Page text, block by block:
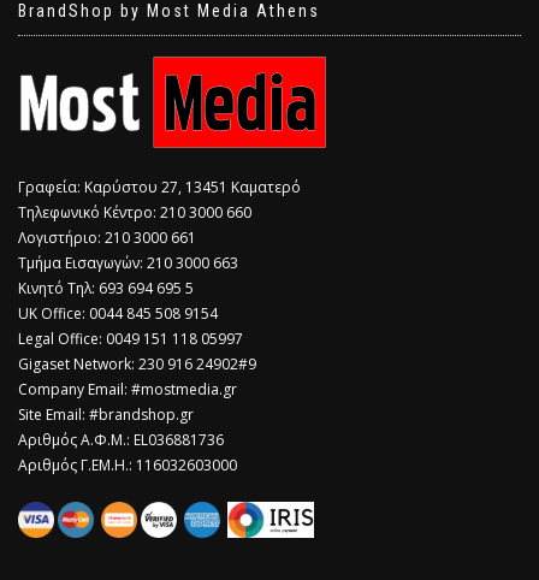
BrandShop by Most Media Athens
Γραφεία: Καρύστου 27, 13451 Καματερό
Τηλεφωνικό Κέντρο: 210 3000 660
Λογιστήριο: 210 3000 661
Τμήμα Εισαγωγών: 210 3000 663
Κινητό Τηλ: 693 694 695 5
​UK Office: 0044 845 508 9154
Legal Office: 0049 151 118 05997
Gigaset Network: 230 916 24902#9
Company Email: #mostmedia.gr
Site Email: #brandshop.gr
Αριθμός Α.Φ.Μ.: EL036881736
Αριθμός Γ.ΕΜ.Η.: 116032603000